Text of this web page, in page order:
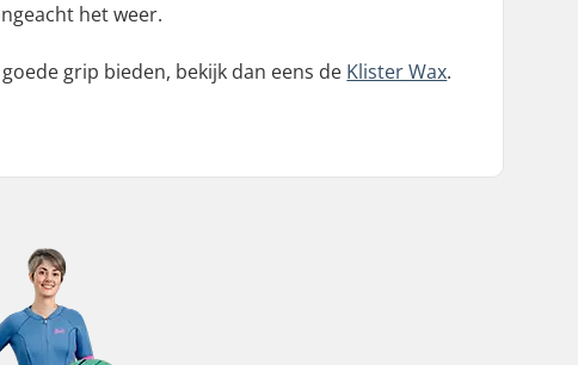
het weer.
grip bieden, bekijk dan eens de Klister Wax.